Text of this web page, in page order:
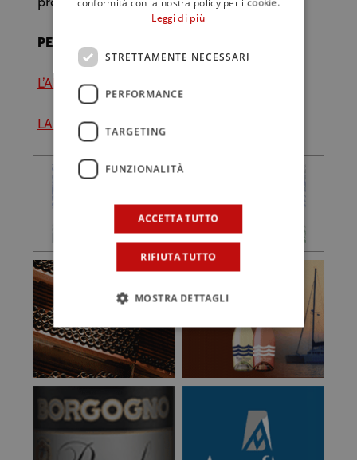
prosperare.
PER APPROFONDIRE
L’ANNUNCIO DEL RINVIO
LA CLASSIFICA DEL 2019
Leggi di più
STRETTAMENTE NECESSARI
PERFORMANCE
TARGETING
FUNZIONALITÀ
ACCETTA TUTTO
RIFIUTA TUTTO
MOSTRA DETTAGLI